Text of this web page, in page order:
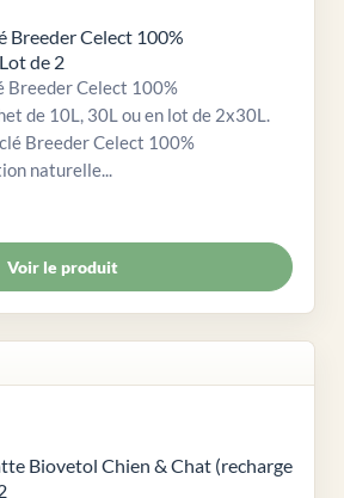
Breeder Celect 100%
de 2
Breeder Celect 100%
de 10L, 30L ou en lot de 2x30L.
Breeder Celect 100%
naturelle...
Voir le produit
Biovetol Chien & Chat (recharge